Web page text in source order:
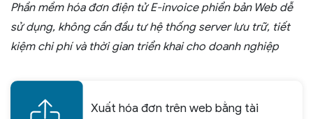
Phần mềm hóa đơn điện tử E-invoice phiển bản Web dễ
sử dụng, không cần đầu tư hệ thống server lưu trữ, tiết
kiệm chi phí và thời gian triển khai cho doanh nghiệp
Xuất hóa đơn trên web bằng tài